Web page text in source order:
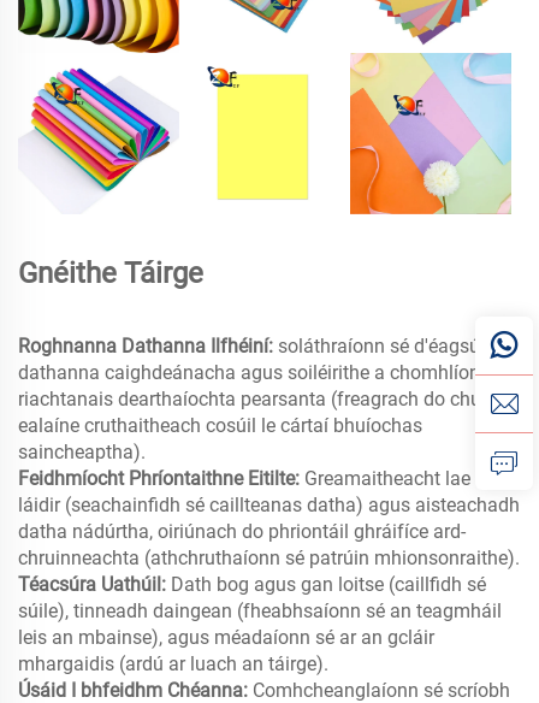
Gnéithe Táirge
Roghnanna Dathanna Ilfhéiní: soláthraíonn sé d'éagsúla
dathanna caighdeánacha agus soiléirithe a chomhlíonann
riachtanais dearthaíochta pearsanta (freagrach do chuid
ealaíne cruthaitheach cosúil le cártaí bhuíochas
saincheaptha).
Feidhmíocht Phríontaithne Eitilte: Greamaitheacht lae inné
láidir (seachainfidh sé caillteanas datha) agus aisteachadh
datha nádúrtha, oiriúnach do phriontáil ghráifíce ard-
chruinneachta (athchruthaíonn sé patrúin mhionsonraithe).
Téacsúra Uathúil: Dath bog agus gan loitse (caillfidh sé
súile), tinneadh daingean (fheabhsaíonn sé an teagmháil
leis an mbainse), agus méadaíonn sé ar an gcláir
mhargaidis (ardú ar luach an táirge).
Úsáid I bhfeidhm Chéanna: Comhcheanglaíonn sé scríobh